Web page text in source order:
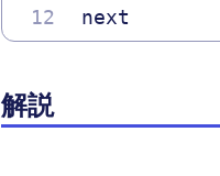
next
解説